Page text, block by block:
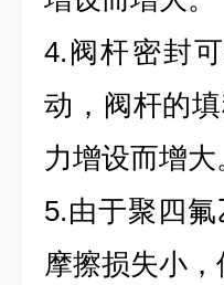
4.阀杆密封
动，阀杆的
力增设而增大
5.由于聚四
摩擦损失小，